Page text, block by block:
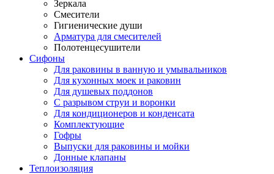
Зеркала
Смесители
Гигиенические души
Арматура для смесителей
Полотенцесушители
Сифоны
Для раковины в ванную и умывальников
Для кухонных моек и раковин
Для душевых поддонов
С разрывом струи и воронки
Для кондиционеров и конденсата
Комплектующие
Гофры
Выпуски для раковины и мойки
Донные клапаны
Теплоизоляция